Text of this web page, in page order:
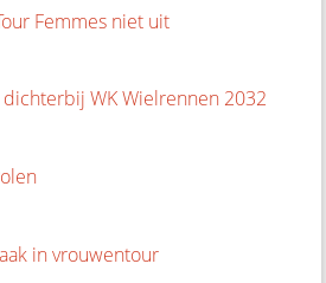
Femmes niet uit
WK Wielrennen 2032
in vrouwentour